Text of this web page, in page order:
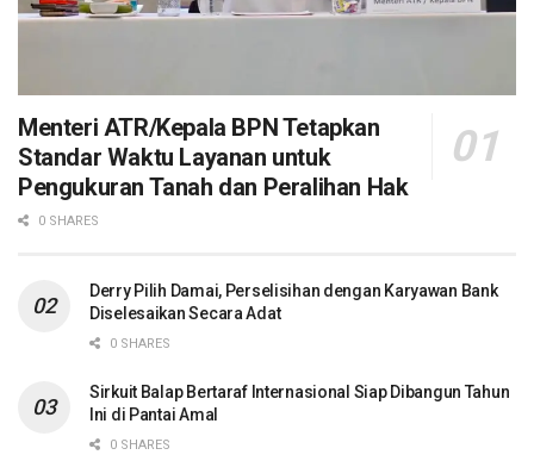
Menteri ATR/Kepala BPN Tetapkan
Standar Waktu Layanan untuk
Pengukuran Tanah dan Peralihan Hak
0 SHARES
Derry Pilih Damai, Perselisihan dengan Karyawan Bank
Diselesaikan Secara Adat
0 SHARES
Sirkuit Balap Bertaraf Internasional Siap Dibangun Tahun
Ini di Pantai Amal
0 SHARES